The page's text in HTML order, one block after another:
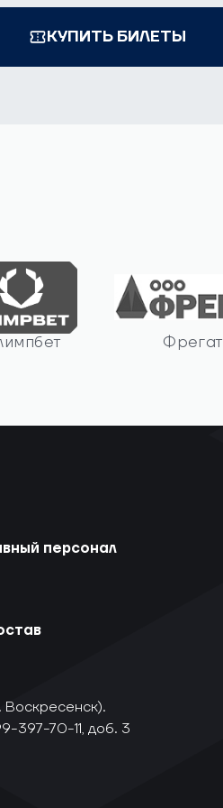
КУПИТЬ БИЛЕТЫ
Фрегат
персонал
Воскресенск).
397-70-11, доб. 3